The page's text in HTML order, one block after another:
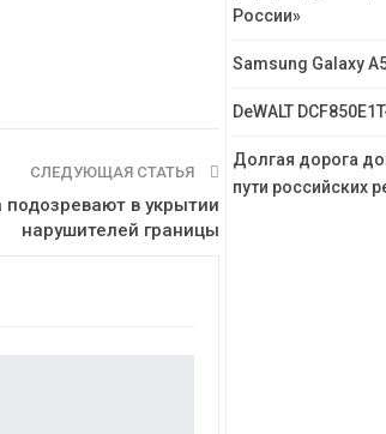
СЛЕДУЮЩАЯ СТАТЬЯ
в укрытии
нарушителей границы
России»
Samsung Galaxy
DeWALT
Долгая дорога
пути российских